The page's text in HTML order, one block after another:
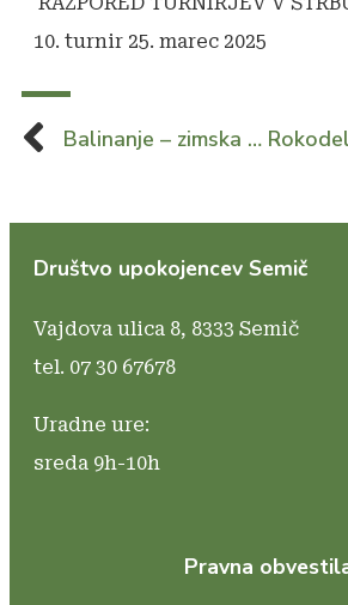
10. turnir 25. marec 2025
Balinanje – zimska liga 8. krog
Društvo upokojencev Semič
Vajdova ulica 8, 8333 Semič
tel. 07 30 67678
Uradne ure:
sreda 9h-10h
Pravna